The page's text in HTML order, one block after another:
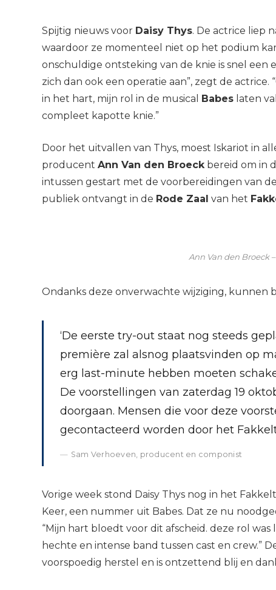
Spijtig nieuws voor Daisy Thys. De actrice liep
waardoor ze momenteel niet op het podium
onschuldige ontsteking van de knie is snel
zich dan ook een operatie aan”, zegt de
in het hart, mijn rol in de musical Babeslaten
compleet kapotte knie.”
Door het uitvallen van Thys, moest Iskariot in
producent Ann Van den Broeckbereid om in
intussen gestart met de voorbereidingen van
publiek ontvangt in de Rode Zaal van het
Ann Van den Broeck
Ondanks deze onverwachte wijziging, kunnen
‘De eerste try-out staat nog steeds
première zal alsnog plaatsvinden op
erg last-minute hebben moeten
De voorstellingen van zaterdag 19
doorgaan. Mensen die voor deze
gecontacteerd worden door het
Sam Verhoeven, producent en componist
Vorige week stond Daisy Thys nog in het
Keer, een nummer uit Babes. Dat ze nu
“Mijn hart bloedt voor dit afscheid. deze rol
hechte en intense band tussen cast en crew.”
voorspoedig herstel en is ontzettend blij en